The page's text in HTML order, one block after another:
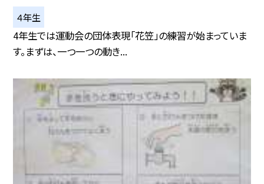
４年生
4年生では運動会の団体表現「花笠」の練習が始まっていま
す。まずは、一つ一つの動き...